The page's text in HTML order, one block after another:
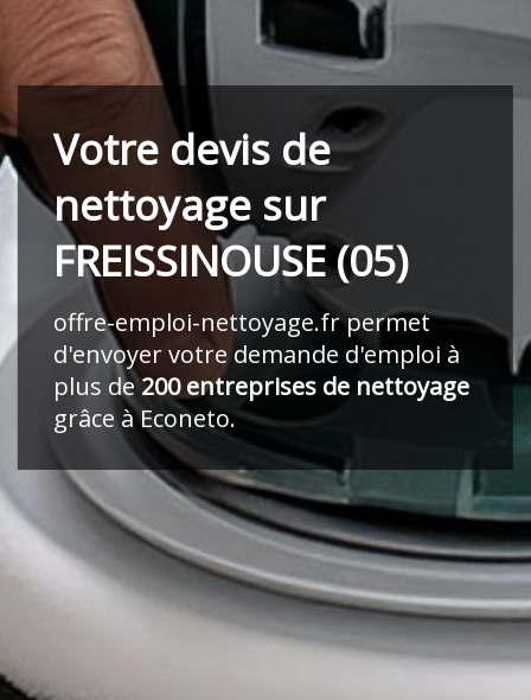
Votre devis de
nettoyage sur
FREISSINOUSE (05)
offre-emploi-nettoyage.frpermet
d'envoyer votre demande d'emploi à
plus de200 entreprises de nettoyage
grâce à Econeto.